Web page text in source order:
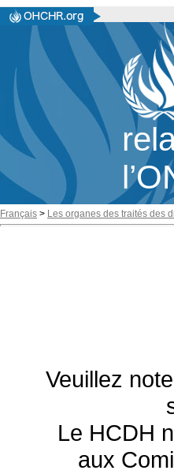
Français > Les organes des traités des
Veuillez
Le HCDH
aux